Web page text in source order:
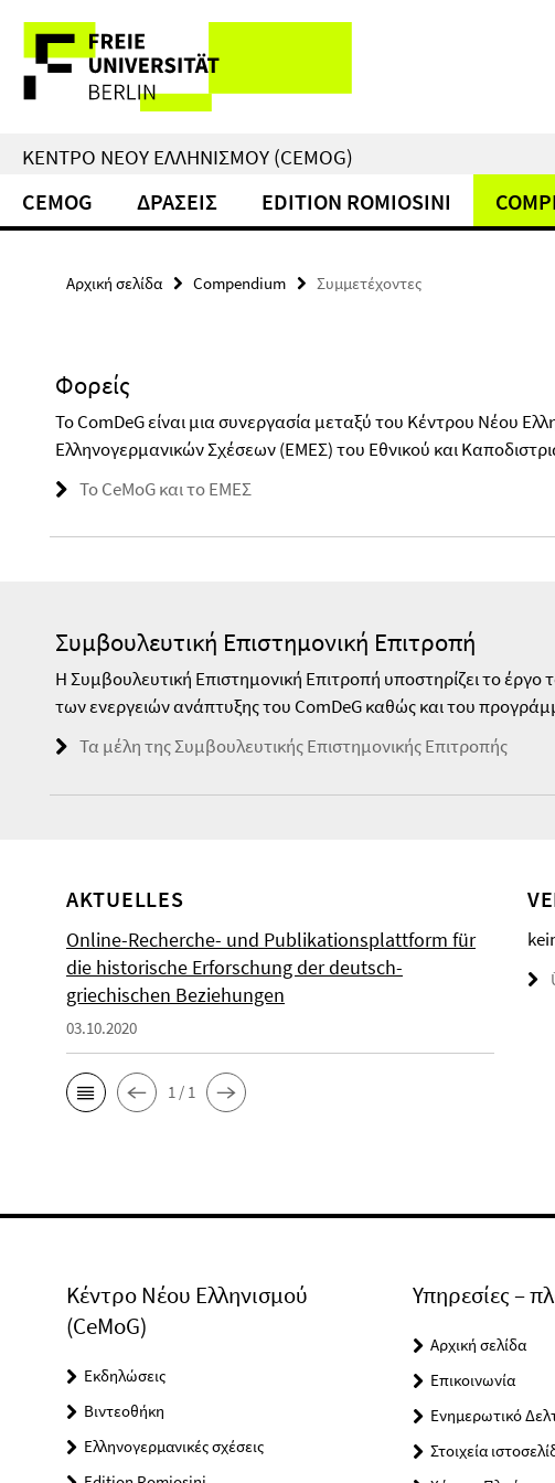
direkt
Inhalt
Υπηρεσίες
πλοήγηση
ΚΈΝΤΡΟ ΝΈΟΥ ΕΛΛΗΝΙΣΜΟΎ (CEMOG)
CEMOG ΔΡΑΣΕΙΣ EDITION ROMIOSINI
Αρχική σελίδα Compendium Συμμετέχοντες
Φορείς
Το ComDeG είναι μια συνεργασία μεταξύ του Κέντρου Νέου
Ελληνογερμανικών Σχέσεων (EMEΣ) του Εθνικού και
Το CeMoG και το ΕΜΕΣ
Συμβουλευτική Επιστημονική Επιτροπή
Η Συμβουλευτική Επιστημονική Επιτροπή υποστηρίζει το
των ενεργειών ανάπτυξης του ComDeG καθώς και του
Τα μέλη της Συμβουλευτικής Επιστημονικής Επιτροπής
AKTUELLES
Online-Recherche- und Publikationsplattform für
die historische Erforschung der deutsch-
griechischen Beziehungen
03.10.2020
1 / 1
Κέντρο Νέου Ελληνισμού
(CeMoG)
Εκδηλώσεις
Βιντεοθήκη
Ελληνογερμανικές σχέσεις
Υπηρεσίες –
Αρχική σελίδα
Επικοινωνία
Ενημερωτικό
Στοιχεία